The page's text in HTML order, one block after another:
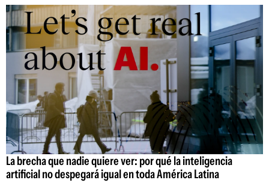
La brecha que nadie quiere ver: por qué la inteligencia
artificial no despegará igual en toda América Latina